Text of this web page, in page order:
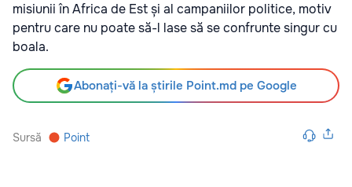
misiunii în Africa de Est și al campaniilor politice, motiv
pentru care nu poate să-l lase să se confrunte singur cu
boala.
Abonați-vă la știrile Point.md pe Google
Sursă Point